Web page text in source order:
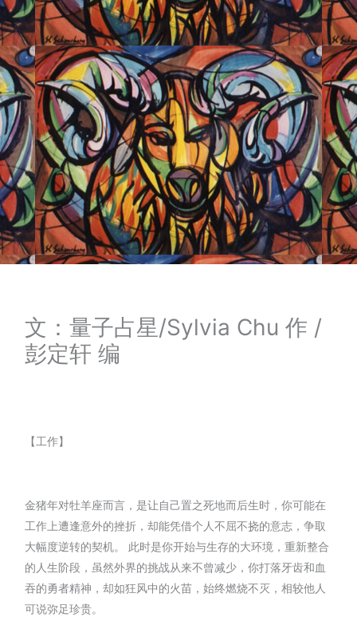
文：量子占星/Sylvia Chu 作 /
彭定轩 编
【工作】
金猪年对牡羊座而言，是让自己置之死地而后生时，你可能在
工作上遭逢意外的挫折，却能凭借个人不屈不挠的意志，争取
大幅度逆转的契机。 此时是你开始与生存的大环境，重新整合
的人生阶段，虽然外界的挑战从来不曾减少，你打落牙齿和血
吞的勇者精神，却如狂风中的火苗，始终燃烧不灭，相较他人
可说弥足珍贵。